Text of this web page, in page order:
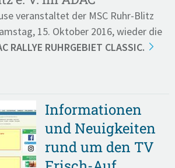
veranstaltet der MSC Ruhr-Blitz
15. Oktober 2016, wieder die
RALLYE RUHRGEBIET CLASSIC.
Informationen
und Neuigkeiten
rund um den TV